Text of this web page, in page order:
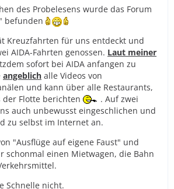
des Probelesens wurde das Forum
befunden
Kreuzfahrten für uns entdeckt und
AIDA-Fahrten genossen. Laut meiner
sofort bei AIDA anfangen zu
angeblich alle Videos von
und kann über alle Restaurants,
der Flotte berichten
. Auf zwei
auch unbewusst eingeschlichen und
zu selbst im Internet an.
"Ausflüge auf eigene Faust" und
schonmal einen Mietwagen, die Bahn
Schnelle nicht.